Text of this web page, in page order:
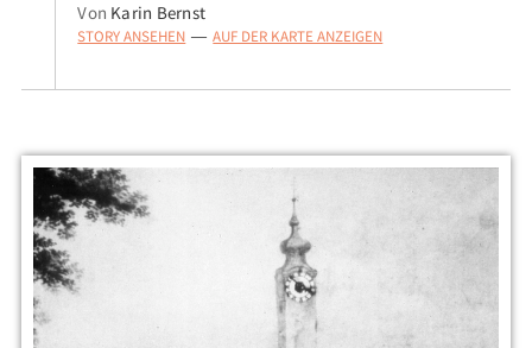
Von Karin Bernst
STORY ANSEHEN — AUF DER KARTE ANZEIGEN